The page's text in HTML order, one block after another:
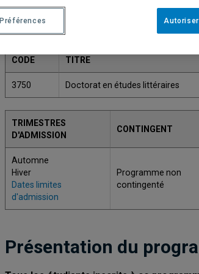
Une version plus récente de ce
CODE TITRE
3750 Doctorat en études littéraires
TRIMESTRES
D'ADMISSION
CONTINGENT
Automne
Hiver
Dates limites
d'admission
Programme non
contingenté
Présentation du
Préférences